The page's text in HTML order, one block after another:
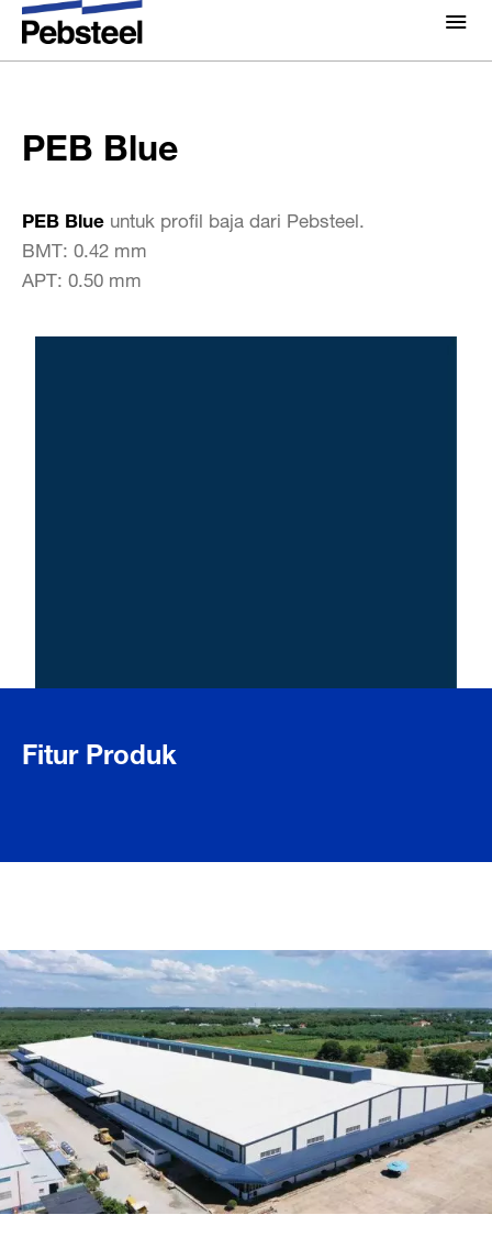
Tentang Kami
Kenapa Pebsteel
Solusi
Ringkasan
Sistem
Produk
Proyek
Media
Brosur
Rumah/Solusi/
PEB Blue
PEB Blue
PEB Blueuntuk profil baja dari Pebsteel.
BMT: 0.42 mm
APT: 0.50 mm
Fitur Produk